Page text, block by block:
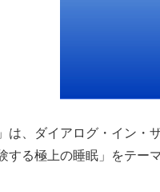
は、ダイアログ・イン
する極上の睡眠」をテー